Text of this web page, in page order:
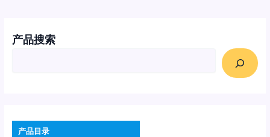
产品搜索
产品目录